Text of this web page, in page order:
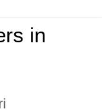
in